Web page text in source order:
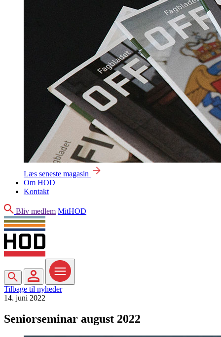
Læs seneste magasin
Om HOD
Kontakt
Søg
Bliv medlem MitHOD
Søg MitHOD Menu
Tilbage til nyheder
14. juni 2022
Seniorseminar august 2022